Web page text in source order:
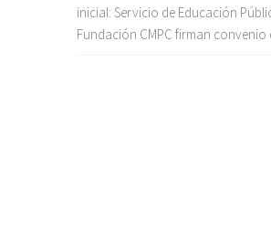
inicial: Servicio de Educación
Fundación CMPC firman